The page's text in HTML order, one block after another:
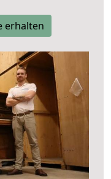
erhalten